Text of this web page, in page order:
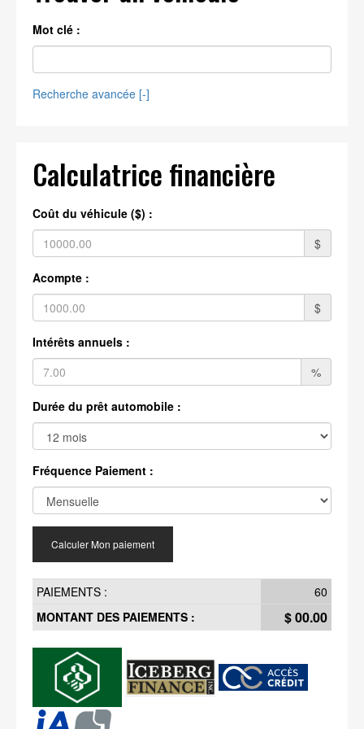
Mot clé :
Recherche avancée [-]
Calculatrice financière
Coût du véhicule ($) :
$
Acompte :
$
Intérêts annuels :
%
Durée du prêt automobile :
Fréquence Paiement :
Calculer Mon paiement
PAIEMENTS :
60
MONTANT DES PAIEMENTS :
$ 00.00